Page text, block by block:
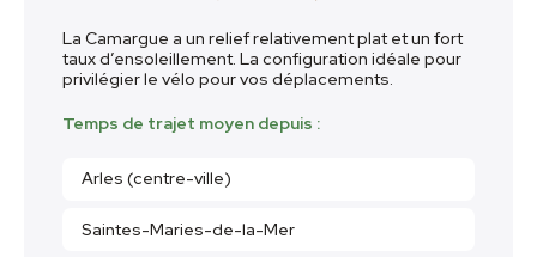
La Camargue a un relief relativement plat et un fort
taux d’ensoleillement. La configuration idéale pour
privilégier le vélo pour vos déplacements.
Temps de trajet moyen depuis :
Arles (centre-ville)
Saintes-Maries-de-la-Mer